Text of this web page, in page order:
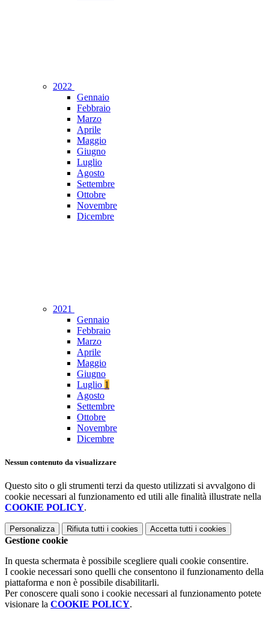
2022
Gennaio
Febbraio
Marzo
Aprile
Maggio
Giugno
Luglio
Agosto
Settembre
Ottobre
Novembre
Dicembre
2021
Gennaio
Febbraio
Marzo
Aprile
Maggio
Giugno
Luglio 1
Agosto
Settembre
Ottobre
Novembre
Dicembre
Nessun contenuto da visualizzare
Questo sito o gli strumenti terzi da questo utilizzati si avvalgono di
cookie necessari al funzionamento ed utili alle finalità illustrate nella
COOKIE POLICY.
Personalizza Rifiuta tutti i cookies Accetta tutti i cookies
Gestione cookie
In questa schermata è possibile scegliere quali cookie consentire.
I cookie necessari sono quelli che consentono il funzionamento della
piattaforma e non è possibile disabilitarli.
Per conoscere quali sono i cookie necessari al funzionamento potete
visionare la COOKIE POLICY.